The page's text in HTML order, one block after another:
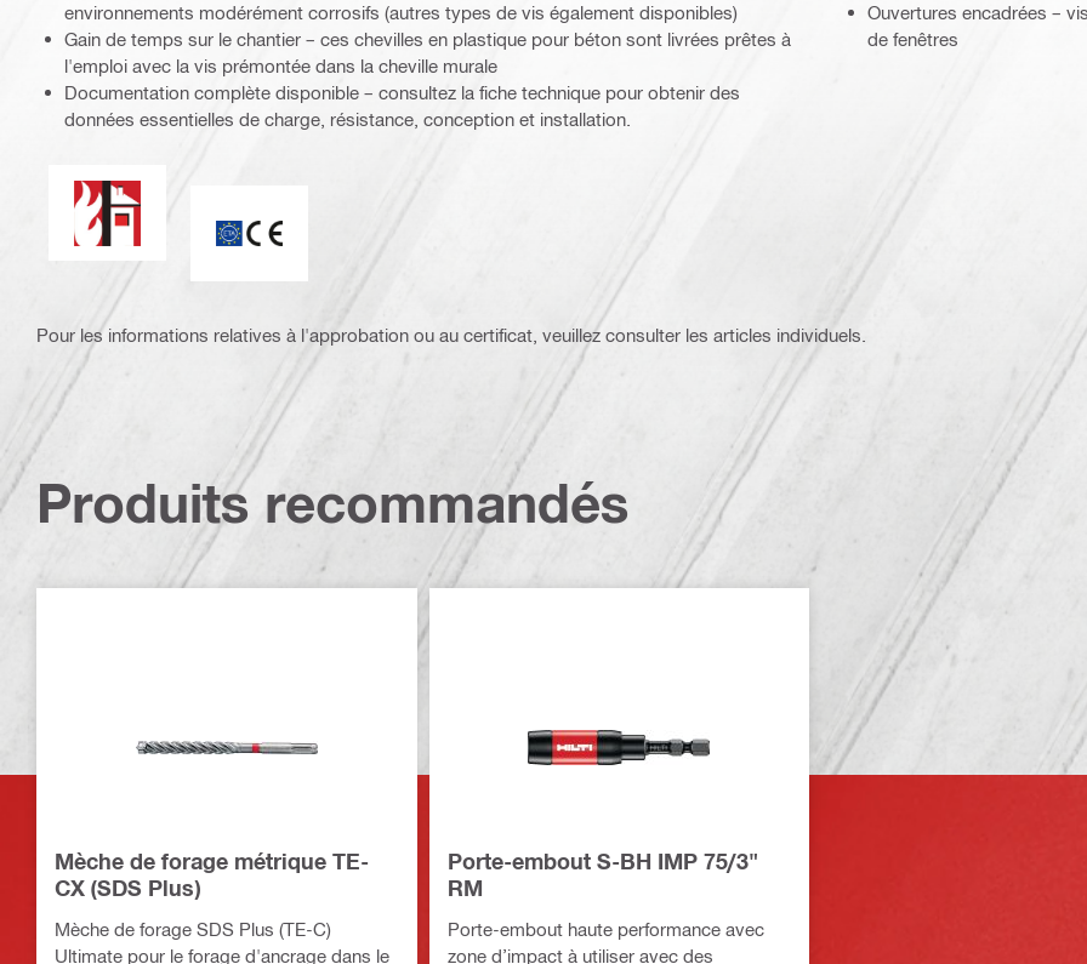
environnements modérément corrosifs (autres types de vis également disponibles)
Gain de temps sur le chantier – ces chevilles en plastique pour béton sont livrées prêtes à
l'emploi avec la vis prémontée dans la cheville murale
Documentation complète disponible – consultez la fiche technique pour obtenir des
données essentielles de charge, résistance, conception et installation.
Résistance au feu
Ouvertures encadrées –
de fenêtres
Pour les informations relatives à l'approbation ou au certificat, veuillez consulter les articles individuels.
Produits recommandés
Mèche de forage métrique TE-
CX (SDS Plus)
Mèche de forage SDS Plus (TE-C)
Ultimate pour le forage d'ancrage dans le
Porte-embout S-BH IMP 75/3"
RM
Porte-embout haute performance avec
zone d’impact à utiliser avec des